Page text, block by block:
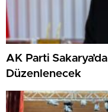
AK Parti
Düzenlenecek